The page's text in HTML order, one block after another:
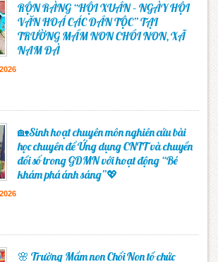
RỘN RÀNG “HỘI XUÂN – NGÀY HỘI
VĂN HOÁ CÁC DÂN TỘC” TẠI
TRƯỜNG MẦM NON CHỒI NON, XÃ
NAM ĐÀ
🏡Sinh hoạt chuyên môn nghiên cứu bài
học chuyên đề Ứng dụng CNTT và chuyển
đổi số trong GDMN với hoạt động “Bé
khám phá ánh sáng”💖
🌸 Trường Mầm non Chồi Non tổ chức